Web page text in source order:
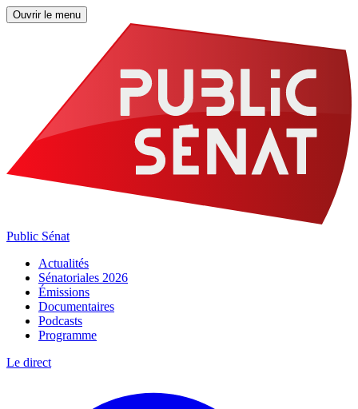
Ouvrir le menu
Public Sénat
Actualités
Sénatoriales 2026
Émissions
Documentaires
Podcasts
Programme
Le direct